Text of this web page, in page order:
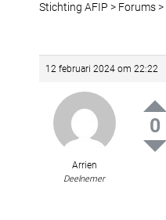
Stichting AFIP > Forums>
12 februari 2024 om 22:22
Arrien
Deelnemer
0